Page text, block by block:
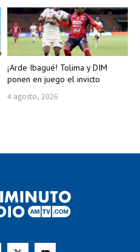
¡Arde Ibagué! Tolima y DIM
ponen en juego el invicto
4 agosto, 2026